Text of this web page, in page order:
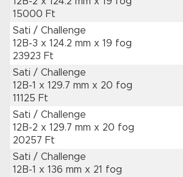
15000 Ft
Sati / Challenge
12B-3 x 124.2 mm x 19 fog
23923 Ft
Sati / Challenge
12B-1 x 129.7 mm x 20 fog
11125 Ft
Sati / Challenge
12B-2 x 129.7 mm x 20 fog
20257 Ft
Sati / Challenge
12B-1 x 136 mm x 21 fog